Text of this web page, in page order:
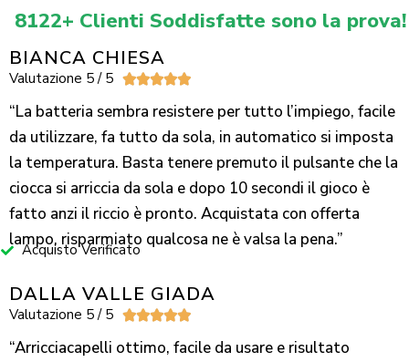
8122+ Clienti Soddisfatte sono la prova!
BIANCA CHIESA
Valutazione 5 / 5 
“La batteria sembra resistere per tutto l’impiego, facile
da utilizzare, fa tutto da sola, in automatico si imposta
la temperatura. Basta tenere premuto il pulsante che la
ciocca si arriccia da sola e dopo 10 secondi il gioco è
fatto anzi il riccio è pronto. Acquistata con offerta
lampo, risparmiato qualcosa ne è valsa la pena.”
Acquisto Verificato
DALLA VALLE GIADA
Valutazione 5 / 5 
“Arricciacapelli ottimo, facile da usare e risultato